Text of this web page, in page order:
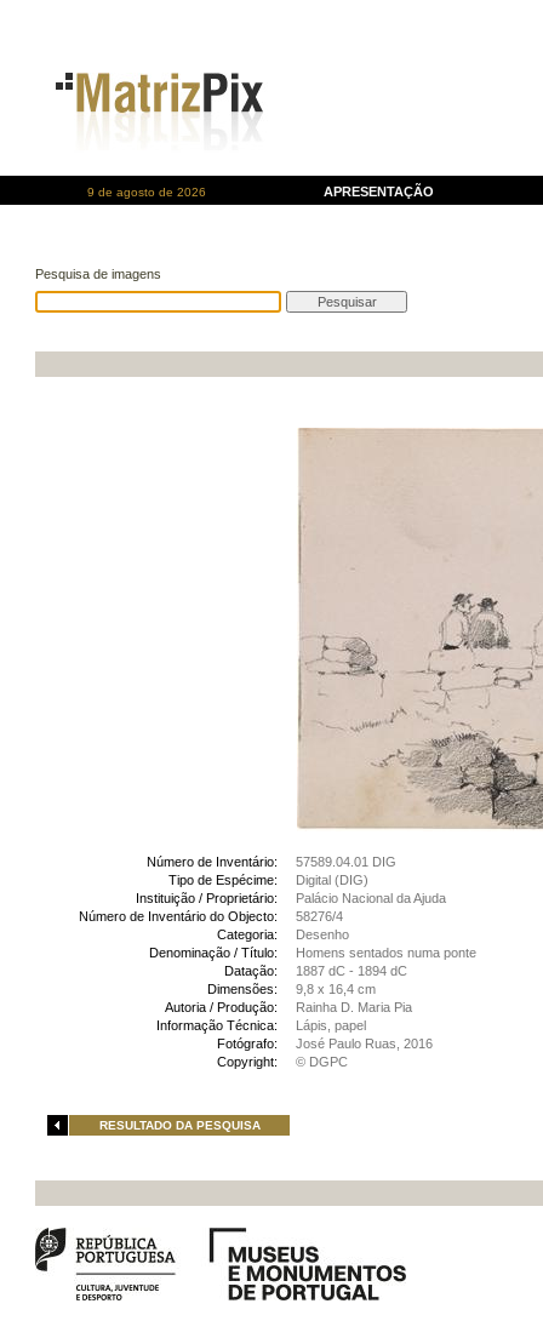
9 de agosto de 2026 APRESENTAÇÃO
Pesquisa de imagens
Número de Inventário:
57589.04.01 DIG
Tipo de Espécime:
Digital (DIG)
Instituição / Proprietário:
Palácio Nacional da Ajuda
Número de Inventário do Objecto:
58276/4
Categoria:
Desenho
Denominação / Título:
Homens sentados numa ponte
Datação:
1887 dC - 1894 dC
Dimensões:
9,8 x 16,4 cm
Autoria / Produção:
Rainha D. Maria Pia
Informação Técnica:
Lápis, papel
Fotógrafo:
José Paulo Ruas, 2016
Copyright:
© DGPC
RESULTADO DA PESQUISA